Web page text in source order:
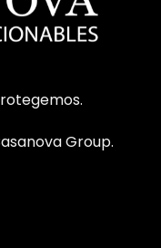
Group.